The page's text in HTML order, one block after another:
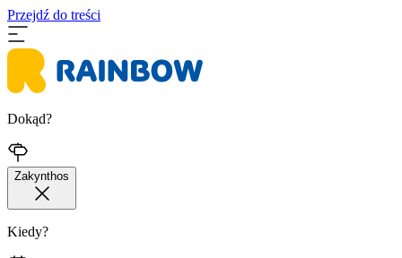
Przejdź do treści
Dokąd?
Zakynthos
Kiedy?